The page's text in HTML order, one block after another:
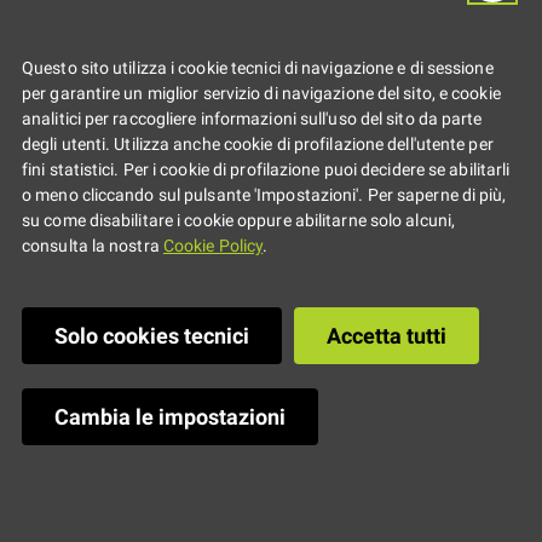
“Di cosa parliamo
quando parliamo
d'amore", il
le relazioni e
l'identità di genere
Questo sito utilizza i cookie tecnici di navigazione e di sessione
per garantire un miglior servizio di navigazione del sito, e cookie
analitici per raccogliere informazioni sull'uso del sito da parte
degli utenti. Utilizza anche cookie di profilazione dell'utente per
fini statistici. Per i cookie di profilazione puoi decidere se abilitarli
o meno cliccando sul pulsante 'Impostazioni'. Per saperne di più,
su come disabilitare i cookie oppure abilitarne solo alcuni,
consulta la nostra Cookie Policy.
Solo cookies tecnici Accetta tutti
Cambia le impostazioni